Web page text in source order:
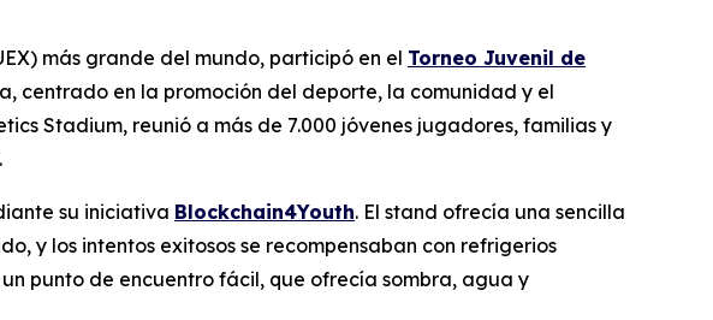
más grande del mundo, participó en el Torneo Juvenil de
centrado en la promoción del deporte, la comunidad y el
Stadium, reunió a más de 7.000 jóvenes jugadores, familias y
su iniciativa Blockchain4Youth. El stand ofrecía una sencilla
y los intentos exitosos se recompensaban con refrigerios
punto de encuentro fácil, que ofrecía sombra, agua y